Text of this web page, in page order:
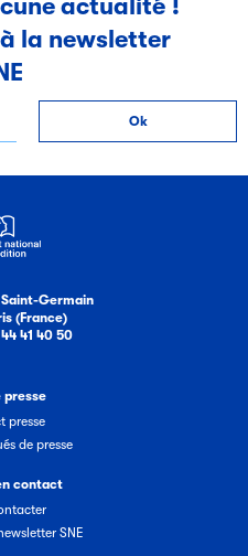
actualité !
la newsletter
Germain
(France)
41 40 50
presse
presse
de presse
contact
SNE
Suivez les ventes de vos